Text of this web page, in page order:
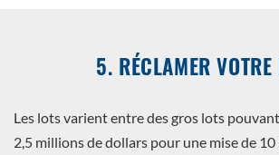
5. RÉCLAMER VOTRE
Les lots varient entre des gros lots
2,5 millions de dollars pour une mise de